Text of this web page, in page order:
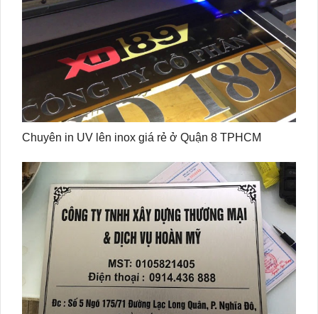
Chuyên in UV lên inox giá rẻ ở Quận 8 TPHCM